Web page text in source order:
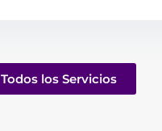
Todos los Servicios